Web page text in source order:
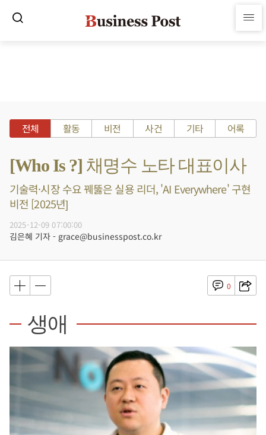
전체 활동 비전 사건 기타 어록
[Who Is ?] 채명수 노타 대표이사
기술력·시장 수요 꿰뚫은 실용 리더, 'AI Everywhere' 구현
비전 [2025년]
2025-12-09 07:00:00
김은혜 기자 - grace@businesspost.co.kr
0
생애